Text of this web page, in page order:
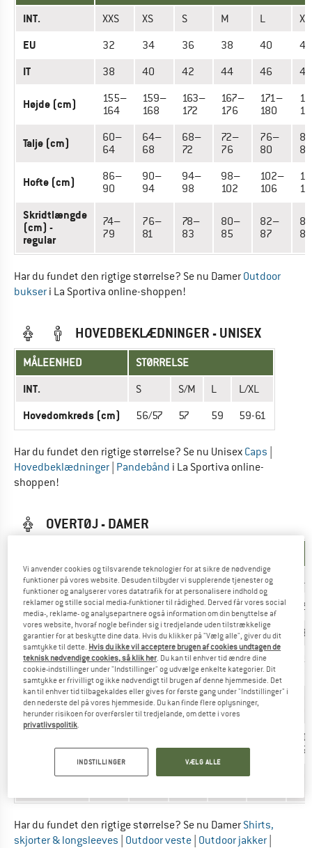
INT. XXS XS S M L XL
EU 32 34 36 38 40 42
IT 38 40 42 44 46 48
Højde (cm)
155–
164
159–
168
163–
172
167–
176
171–
180
Talje (cm)
60–
64
64–
68
68–
72
72–
76
76–
80
85
Hofte (cm)
86–
90
90–
94
94–
98
98–
102
102–
106
Skridtlængde
(cm) -
regular
74–
79
76–
81
78–
83
80–
85
82–
87
89
Har du fundet den rigtige størrelse? Se nu Damer Outdoor
bukser i La Sportiva online-shoppen!
HOVEDBEKLÆDNINGER - UNISEX
MÅLEENHED STØRRELSE
INT. S S/M L L/XL
Hovedomkreds (cm) 56/57 57 59 59-61
Har du fundet den rigtige størrelse? Se nu Unisex Caps
Hovedbeklædninger Pandebånd i La Sportiva online-
shoppen!
OVERTØJ - DAMER
INT. XXS XS S M L XL
EU 32 34 36 38 40 42
IT 38 40 42 44 46 48
Højde (cm)
155–
164
159–
168
163–
172
167–
176
171–
180
Bryst (cm)
80–
84
84–
88
88–
92
92–
96
96–
100
64
68
72
76
85
86–
90–
94–
98–
Har du fundet den rigtige størrelse? Se nu Damer Shirts,
skjorter & longsleeves Outdoor veste Outdoor jakker
Vi anvender cookies og tilsvarende teknologier for at sikre de nødvendige
funktioner på vores website. Desuden tilbyder vi supplerende tjenester og
funktioner og analyserer vores datatrafik for at personalisere indhold og
reklamer og stille social media-funktioner til rådighed. Derved får vores social
media-, reklame- og analysepartnere også information om din benyttelse af
vores website, hvoraf nogle befinder sig i tredjelande uden tilstrækkelige
garantier for at beskytte dine data. Hvis du klikker på "Vælg alle", giver du dit
samtykke til dette. Hvis du ikke vil acceptere brugen af cookies undtagen de
teknisk nødvendige cookies, så klik her. Du kan til enhver tid ændre dine
cookie-indstillinger under "Indstillinger" og udvælge enkelte kategorier. Dit
samtykke er frivilligt og ikke nødvendigt til brugen af denne hjemmeside. Det
kan til enhver tid tilbagekaldes eller gives for første gang under "Indstillinger" i
den nederste del på vores hjemmeside. Du kan finde flere oplysninger,
herunder risikoen for overførsler til tredjelande, om dette i vores
privatlivspolitik.
INDSTILLINGER VÆLG ALLE